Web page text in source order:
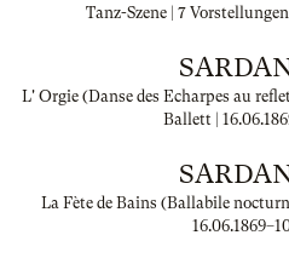
Tanz-Szene | 7 Vorstellungen
L' Orgie (Danse des Echarpes au
Ballett |
La Fète de Bains (Ballabile
16.06.1869–